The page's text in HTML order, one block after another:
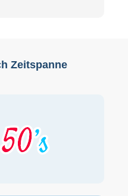
Zeitspanne